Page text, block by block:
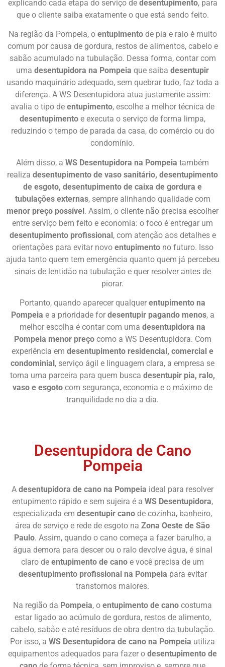
explicando cada etapa do serviço de desentupimento, para
que o cliente saiba exatamente o que está sendo feito.
Na região da Pompeia, o entupimentode pia e ralo é muito
comum por causa de gordura, restos de alimentos, cabelo e
sabão acumulado na tubulação. Dessa forma, contar com
uma desentupidora na Pompeia que saiba desentupir
usando maquinário adequado, sem quebrar tudo, faz toda a
diferença. A WS Desentupidora atua justamente assim:
avalia o tipo de entupimento, escolhe a melhor técnica de
desentupimento e executa o serviço de forma limpa,
reduzindo o tempo de parada da casa, do comércio ou do
condomínio.
Além disso, a WS Desentupidora na Pompeia também
realiza desentupimento de vaso sanitário, desentupimento
de esgoto, desentupimento de caixa de gordura e
tubulações externas, sempre alinhando qualidade com
menor preço possível. Assim, o cliente não precisa escolher
entre serviço bem feito e economia: o foco é entregar um
desentupimento profissional, com atenção aos detalhes e
orientações para evitar novo entupimentono futuro. Isso
ajuda tanto quem tem emergência quanto quem já percebeu
sinais de lentidão na tubulação e quer resolver antes de
piorar.
Portanto, quando aparecer qualquer entupimento na
Pompeia e a prioridade for desentupir pagando menos, a
melhor escolha é contar com uma desentupidora na
Pompeia menor preçocomo a WS Desentupidora. Com
experiência em desentupimento residencial, comercial e
condominial , serviço ágil e linguagem clara, a empresa se
torna uma parceira para quem busca desentupir pia, ralo,
vaso e esgoto com segurança, economia e o máximo de
tranquilidade no dia a dia.
Desentupidora de Cano
Pompeia
A desentupidora de cano na Pompeia ideal para resolver
entupimento rápido e sem sujeira é a WS Desentupidora,
especializada em desentupir cano de cozinha, banheiro,
área de serviço e rede de esgoto na Zona Oeste de São
Paulo. Assim, quando o cano começa a fazer barulho, a
água demora para descer ou o ralo devolve água, é sinal
claro de entupimento de cano e você precisa de um
desentupimento profissional na Pompeia para evitar
transtornos maiores.
Na região da Pompeia, o entupimento de cano costuma
estar ligado ao acúmulo de gordura, restos de alimento,
cabelo, sabão e até resíduos de obra dentro da tubulação.
Por isso, a WS Desentupidora de cano na Pompeia utiliza
equipamentos adequados para fazer o desentupimento de